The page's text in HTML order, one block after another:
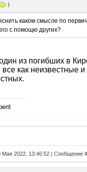
)
каком смысле по
с помощю других?
из погибших в
как неизвестные
Мая 2022, 13:46:52 | Сообщение #